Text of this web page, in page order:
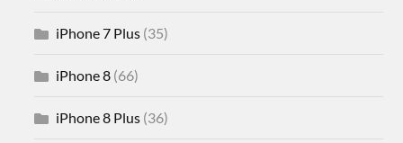
iPhone 7 Plus (35)
iPhone 8 (66)
iPhone 8 Plus (36)